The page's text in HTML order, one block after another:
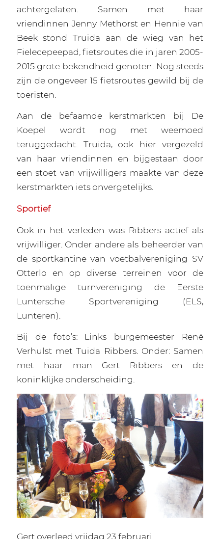
achtergelaten. Samen met haar
vriendinnen Jenny Methorst en Hennie van
Beek stond Truida aan de wieg van het
Fielecepeepad, fietsroutes die in jaren 2005-
2015 grote bekendheid genoten. Nog steeds
zijn de ongeveer 15 fietsroutes gewild bij de
toeristen.
Aan de befaamde kerstmarkten bij De
Koepel wordt nog met weemoed
teruggedacht. Truida, ook hier vergezeld
van haar vriendinnen en bijgestaan door
een stoet van vrijwilligers maakte van deze
kerstmarkten iets onvergetelijks.
Sportief
Ook in het verleden was Ribbers actief als
vrijwilliger. Onder andere als beheerder van
de sportkantine van voetbalvereniging SV
Otterlo en op diverse terreinen voor de
toenmalige turnvereniging de Eerste
Luntersche Sportvereniging (ELS,
Lunteren).
Bij de foto’s: Links burgemeester René
Verhulst met Tuida Ribbers. Onder: Samen
met haar man Gert Ribbers en de
koninklijke onderscheiding.
Gert overleed vrijdag 23 februari.